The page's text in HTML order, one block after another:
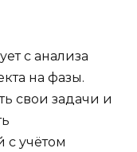
с анализа
на фазы.
свои задачи и
с учётом